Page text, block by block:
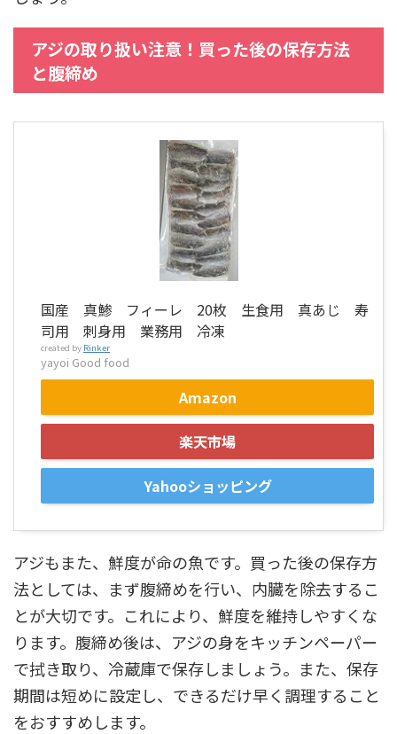
アジの取り扱い注意！買った後の保存方法
と腹締め
国産 真鯵 フィーレ 20枚 生食用 真あじ 寿
司用 刺身用 業務用 冷凍
created by Rinker
yayoi Good food
Amazon
楽天市場
Yahooショッピング
アジもまた、鮮度が命の魚です。買った後の保存方
法としては、まず腹締めを行い、内臓を除去するこ
とが大切です。これにより、鮮度を維持しやすくな
ります。腹締め後は、アジの身をキッチンペーパー
で拭き取り、冷蔵庫で保存しましょう。また、保存
期間は短めに設定し、できるだけ早く調理すること
をおすすめします。